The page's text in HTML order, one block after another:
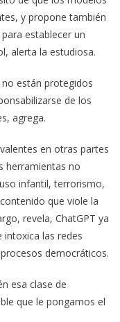
y propone también
establecer un
alerta la estudiosa.
están protegidos
de los
agrega.
en otras partes
herramientas no
infantil, terrorismo,
que viole la
revela, ChatGPT ya
intoxica las redes
democráticos.
esa clase de
que le pongamos el